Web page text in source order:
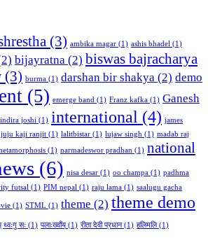
(3) ambika magar (1) ashis bhadel (1)
bijayratna (2) biswas bajracharya
(3) burma (1) darshan bir shakya (2) demo
(5) emerge band (1) Franz kafka (1) Ganesh
indira joshi (1) international (4) james
juju kaji ranjit (1) lalitbistar (1) lujaw singh (1) madab raj
(1) narmadeswor pradhan (1) national
(6) nisa desar (1) oo champa (1) padhma
futsal (1) PIM nepal (1) raju lama (1) saalugu gacha
(1) STML (1) theme (2) theme demo
थ्वःगु सः (1) पलाःख्वाँय्(1) रीता देवी प्रधान(1) हलिमलि(1)